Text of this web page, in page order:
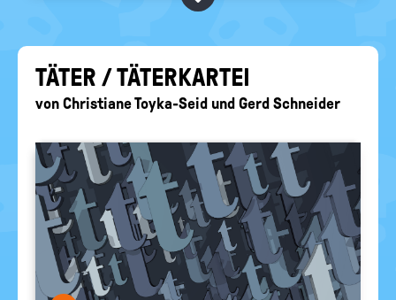
politische
EURE AKTUELLEN FRAGEN...
TÄTER / TÄ­TER­KAR­TEI
von Christiane Toyka-Seid und Gerd Schneider